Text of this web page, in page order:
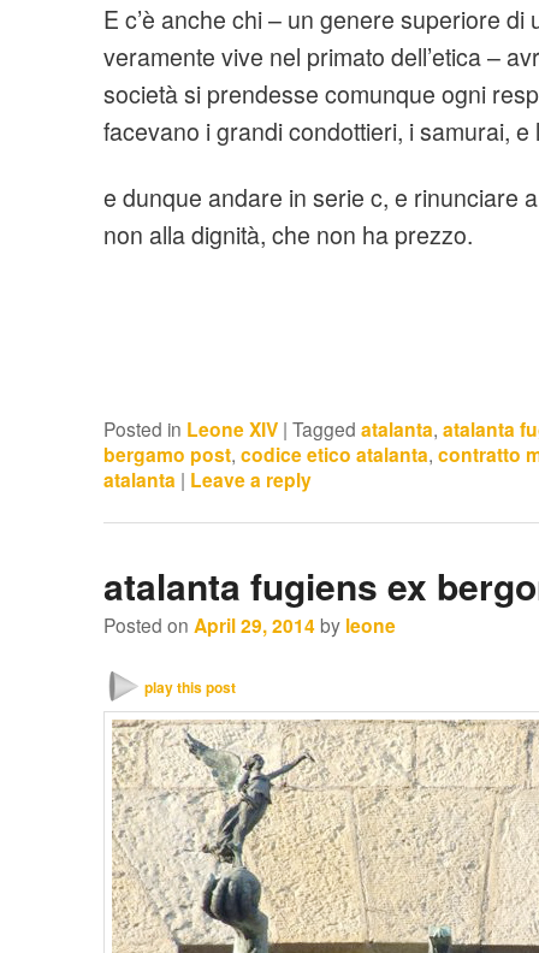
E c’è anche chi – un genere superiore di
veramente vive nel primato dell’etica –
società si prendesse comunque ogni
facevano i grandi condottieri, i samurai,
e dunque andare in serie c, e rinunciare
non alla dignità, che non ha prezzo.
Posted in Leone XIV | Tagged atalanta, atalanta
bergamo post, codice etico atalanta, contratto
atalanta | Leave a reply
atalanta fugiens ex
Posted on April 29, 2014by leone
play this post